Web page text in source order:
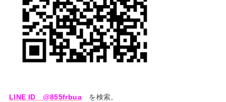
LINE ID @855frbuaを検索。